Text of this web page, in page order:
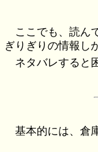
ここでも、読ん
ぎりぎりの情報し
ネタバレすると
基本的には、倉